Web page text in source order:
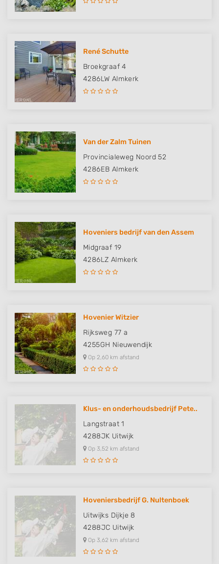
René Schutte
Broekgraaf 4
4286LW Almkerk
Van der Zalm Tuinen
Provincialeweg Noord 52
4286EB Almkerk
Hoveniers bedrijf van den Assem
Midgraaf 19
4286LZ Almkerk
Hovenier Witzier
Rijksweg 77 a
4255GH Nieuwendijk
Op 2,60 km afstand
Klus- en onderhoudsbedrijf Pete..
Langstraat 1
4288JK Uitwijk
Op 3,52 km afstand
Hoveniersbedrijf G. Nultenboek
Uitwijks Dijkje 8
4288JC Uitwijk
Op 3,62 km afstand